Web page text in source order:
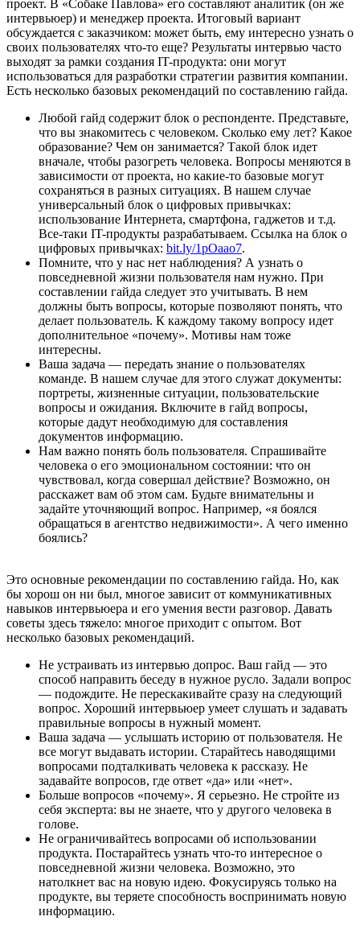
проект. В «Собаке Павлова» его составляют аналитик (он же
интервьюер) и менеджер проекта. Итоговый вариант
обсуждается с заказчиком: может быть, ему интересно узнать о
своих пользователях что-то еще? Результаты интервью часто
выходят за рамки создания IT-продукта: они могут
использоваться для разработки стратегии развития компании.
Есть несколько базовых рекомендаций по составлению гайда.
Любой гайд содержит блок о респонденте. Представьте,
что вы знакомитесь с человеком. Сколько ему лет? Какое
образование? Чем он занимается? Такой блок идет
вначале, чтобы разогреть человека. Вопросы меняются в
зависимости от проекта, но какие-то базовые могут
сохраняться в разных ситуациях. В нашем случае
универсальный блок о цифровых привычках:
использование Интернета, смартфона, гаджетов и т.д.
Все-таки IT-продукты разрабатываем. Ссылка на блок о
цифровых привычках: bit.ly/1pOaao7.
Помните, что у нас нет наблюдения? А узнать о
повседневной жизни пользователя нам нужно. При
составлении гайда следует это учитывать. В нем
должны быть вопросы, которые позволяют понять, что
делает пользователь. К каждому такому вопросу идет
дополнительное «почему». Мотивы нам тоже
интересны.
Ваша задача — передать знание о пользователях
команде. В нашем случае для этого служат документы:
портреты, жизненные ситуации, пользовательские
вопросы и ожидания. Включите в гайд вопросы,
которые дадут необходимую для составления
документов информацию.
Нам важно понять боль пользователя. Спрашивайте
человека о его эмоциональном состоянии: что он
чувствовал, когда совершал действие? Возможно, он
расскажет вам об этом сам. Будьте внимательны и
задайте уточняющий вопрос. Например, «я боялся
обращаться в агентство недвижимости». А чего именно
боялись?
Это основные рекомендации по составлению гайда. Но, как
бы хорош он ни был, многое зависит от коммуникативных
навыков интервьюера и его умения вести разговор. Давать
советы здесь тяжело: многое приходит с опытом. Вот
несколько базовых рекомендаций.
Не устраивать из интервью допрос. Ваш гайд — это
способ направить беседу в нужное русло. Задали вопрос
— подождите. Не перескакивайте сразу на следующий
вопрос. Хороший интервьюер умеет слушать и задавать
правильные вопросы в нужный момент.
Ваша задача — услышать историю от пользователя. Не
все могут выдавать истории. Старайтесь наводящими
вопросами подталкивать человека к рассказу. Не
задавайте вопросов, где ответ «да» или «нет».
Больше вопросов «почему». Я серьезно. Не стройте из
себя эксперта: вы не знаете, что у другого человека в
голове.
Не ограничивайтесь вопросами об использовании
продукта. Постарайтесь узнать что-то интересное о
повседневной жизни человека. Возможно, это
натолкнет вас на новую идею. Фокусируясь только на
продукте, вы теряете способность воспринимать новую
информацию.